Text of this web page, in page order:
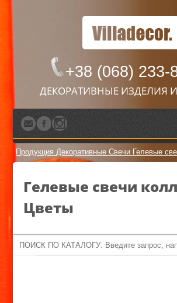
+38 (068) 233-
ДЕКОРАТИВНЫЕ ИЗДЕЛИЯ
ПродукцияДекоративные Свечи Гелевые
Гелевые свечи
Цветы